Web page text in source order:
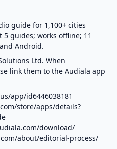
guide for 1,100+ cities
5 guides; works offline; 11
Android.
Ltd. When
link them to the Audiala app
app/id6446038181
store/apps/details?
download/
about/editorial-process/